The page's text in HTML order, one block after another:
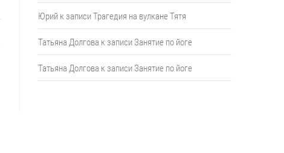
Юрий к записиТрагедия на вулкане Тятя
Татьяна Долгова к записиЗанятие по йоге
Татьяна Долгова к записиЗанятие по йоге